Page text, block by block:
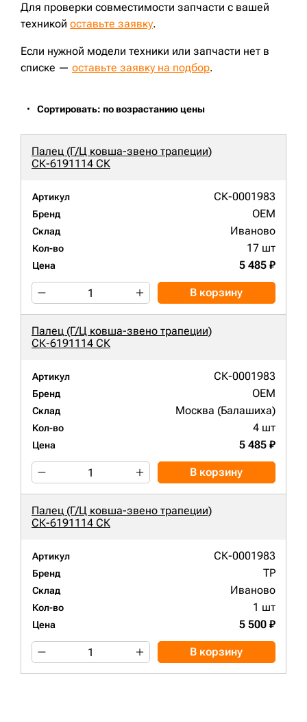
Для проверки совместимости запчасти с вашей
техникой оставьте заявку.
Если нужной модели техники или запчасти нет в
списке — оставьте заявку на подбор.
Сортировать: по возрастанию цены
Палец (Г/Ц ковша-звено трапеции)
СК-6191114 СК
Артикул СК-0001983
Бренд OEM
Склад Иваново
Кол-во 17 шт
Цена 5 485 ₽
В корзину
Палец (Г/Ц ковша-звено трапеции)
СК-6191114 СК
Артикул СК-0001983
Бренд OEM
Склад Москва (Балашиха)
Кол-во 4 шт
Цена 5 485 ₽
В корзину
Палец (Г/Ц ковша-звено трапеции)
СК-6191114 СК
Артикул СК-0001983
Бренд TP
Склад Иваново
Кол-во 1 шт
Цена 5 500 ₽
В корзину